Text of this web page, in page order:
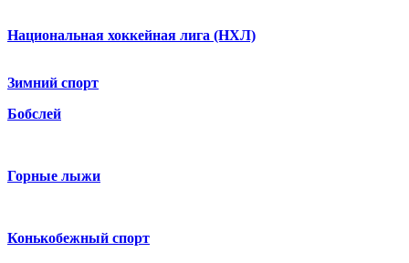
Национальная хоккейная лига (НХЛ)
Зимний спорт
Бобслей
Горные лыжи
Конькобежный спорт